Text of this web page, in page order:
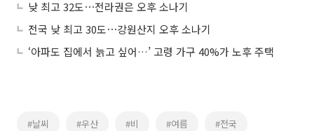
낮 최고 32도⋯전라권은 오후 소나기
전국 낮 최고 30도⋯강원산지 오후 소나기
‘아파도 집에서 늙고 싶어…’ 고령 가구 40%가 노후 주택
#날씨 #우산 #비 #여름 #전국